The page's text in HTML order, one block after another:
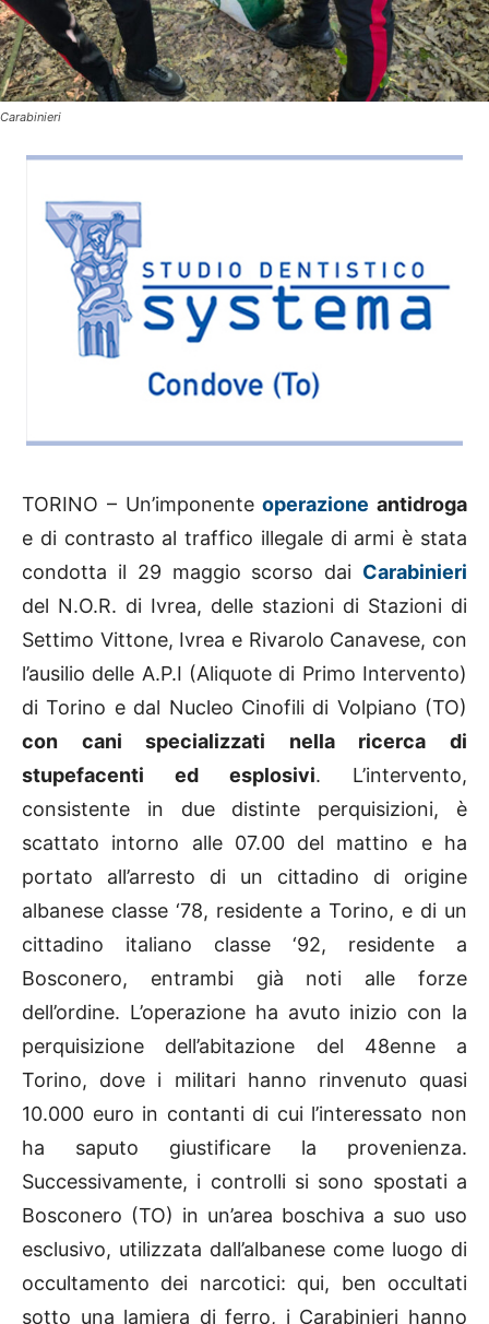
Carabinieri
TORINO – Un’imponenteoperazione antidroga
e di contrasto al traffico illegale di armi è stata
condotta il 29 maggio scorso dai Carabinieri
del N.O.R. di Ivrea, delle stazioni di Stazioni di
Settimo Vittone, Ivrea e Rivarolo Canavese, con
l’ausilio delle A.P.I (Aliquote di Primo Intervento)
di Torino e dal Nucleo Cinofili di Volpiano (TO)
con cani specializzati nella ricerca di
stupefacenti ed esplosivi. L’intervento,
consistente in due distinte perquisizioni, è
scattato intorno alle 07.00 del mattino e ha
portato all’arresto di un cittadino di origine
albanese classe ‘78, residente a Torino, e di un
cittadino italiano classe ‘92, residente a
Bosconero, entrambi già noti alle forze
dell’ordine. L’operazione ha avuto inizio con la
perquisizione dell’abitazione del 48enne a
Torino, dove i militari hanno rinvenuto quasi
10.000 euro in contanti di cui l’interessato non
ha saputo giustificare la provenienza.
Successivamente, i controlli si sono spostati a
Bosconero (TO) in un’area boschiva a suo uso
esclusivo, utilizzata dall’albanese come luogo di
occultamento dei narcotici: qui, ben occultati
sotto una lamiera di ferro, i Carabinieri hanno